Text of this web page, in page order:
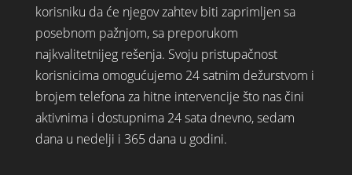
korisniku da će njegov zahtev biti zaprimljen sa
posebnom pažnjom, sa preporukom
najkvalitetnijeg rešenja. Svoju pristupačnost
korisnicima omogućujemo 24 satnim dežurstvom i
brojem telefona za hitne intervencije što nas čini
aktivnima i dostupnima 24 sata dnevno, sedam
dana u nedelji i 365 dana u godini.